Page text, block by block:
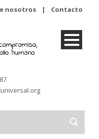
nosotros | Contacto